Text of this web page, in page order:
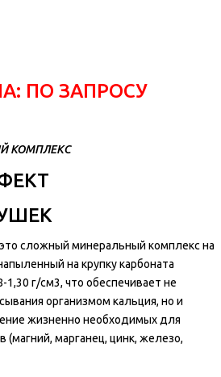
ПО ЗАПРОСУ
КОМПЛЕКС
сложный минеральный комплекс на
на крупку карбоната
г/см3, что обеспечивает не
организмом кальция, но и
жизненно необходимых для
марганец, цинк, железо,